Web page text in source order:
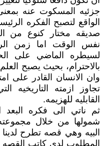
جزئيه المسكوت عنه
الواقع لتصبح الفكره
صديقه مختار كنوع من
نفس الوقت اما زمن
لسيطره الماضي على
بالاحترام، بحيث يصبح
وان الانسان القادر على
تجاوز ازمته التاريخيه
القابليه للهزيمه.
ثم ناتي الى فكره البعد
شمولها من خلال
البيه وهي قصه تطرح
المطلوب لدى كاتب